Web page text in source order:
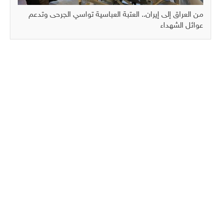
من العراق إلى إيران.. العتبة العباسية تواسي الجرحى وتدعم
عوائل الشهداء